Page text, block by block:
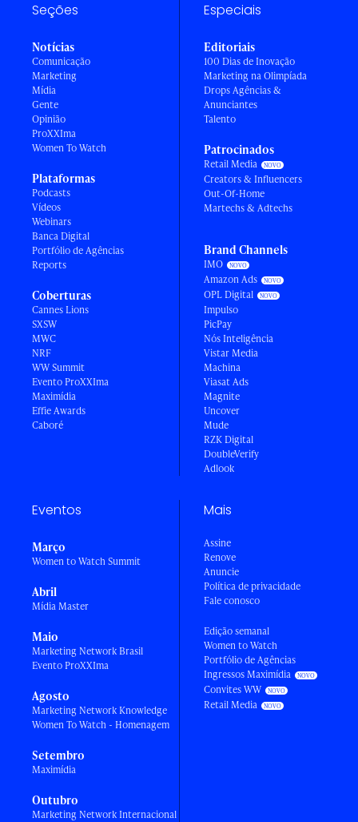
Seções
Notícias
Comunicação
Marketing
Mídia
Gente
Opinião
ProXXIma
Women To Watch
Plataformas
Podcasts
Vídeos
Webinars
Banca Digital
Portfólio de Agências
Reports
Coberturas
Cannes Lions
SXSW
MWC
NRF
WW Summit
Evento ProXXIma
Maximídia
Effie Awards
Caboré
Especiais
Editoriais
100 Dias de Inovação
Marketing na Olimpíada
Drops Agências &
Anunciantes
Talento
Patrocinados
Retail Media
Creators & Influencers
Out-Of-Home
Martechs & Adtechs
Brand Channels
IMO
Amazon Ads
OPL Digital
Impulso
PicPay
Nós Inteligência
Vistar Media
Machina
Viasat Ads
Magnite
Uncover
Mude
RZK Digital
DoubleVerify
Adlook
Eventos
Março
Women to Watch Summit
Abril
Mídia Master
Maio
Marketing Network Brasil
Evento ProXXIma
Agosto
Marketing Network Knowledge
Women To Watch - Homenagem
Setembro
Maximídia
Outubro
Marketing Network Internacional
Mais
Assine
Renove
Anuncie
Política de privacidade
Fale conosco
Edição semanal
Women to Watch
Portfólio de Agências
Ingressos Maximídia
Convites WW
Retail Media